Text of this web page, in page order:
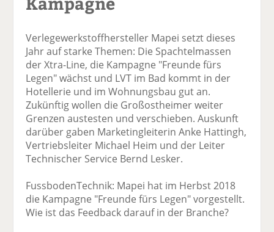
Verlegewerkstoffhersteller Mapei setzt dieses
Jahr auf starke Themen: Die Spachtelmassen
der Xtra-Line, die Kampagne "Freunde fürs
Legen" wächst und LVT im Bad kommt in der
Hotellerie und im Wohnungsbau gut an.
Zukünftig wollen die Großostheimer weiter
Grenzen austesten und verschieben. Auskunft
darüber gaben Marketingleiterin Anke Hattingh,
Vertriebsleiter Michael Heim und der Leiter
Technischer Service Bernd Lesker.
FussbodenTechnik: Mapei hat im Herbst 2018
die Kampagne "Freunde fürs Legen" vorgestellt.
Wie ist das Feedback darauf in der Branche?